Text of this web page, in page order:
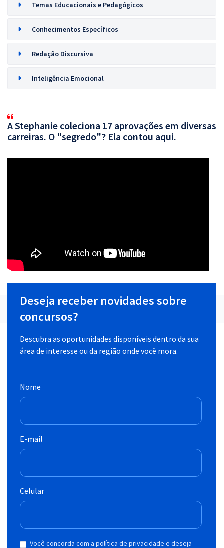
Temas Educacionais e Pedagógicos
Conhecimentos Específicos
Redação Discursiva
Inteligência Emocional
A Stephanie coleciona 17 aprovações em diversas
carreiras. O "segredo"? Ela contou aqui.
Deseja receber novidades sobre
concursos?
Descubra as oportunidades disponíveis dentro da sua
área de interesse ou da região onde você mora.
Nome
E-mail
Celular
Você concorda com a política de privacidade e deseja